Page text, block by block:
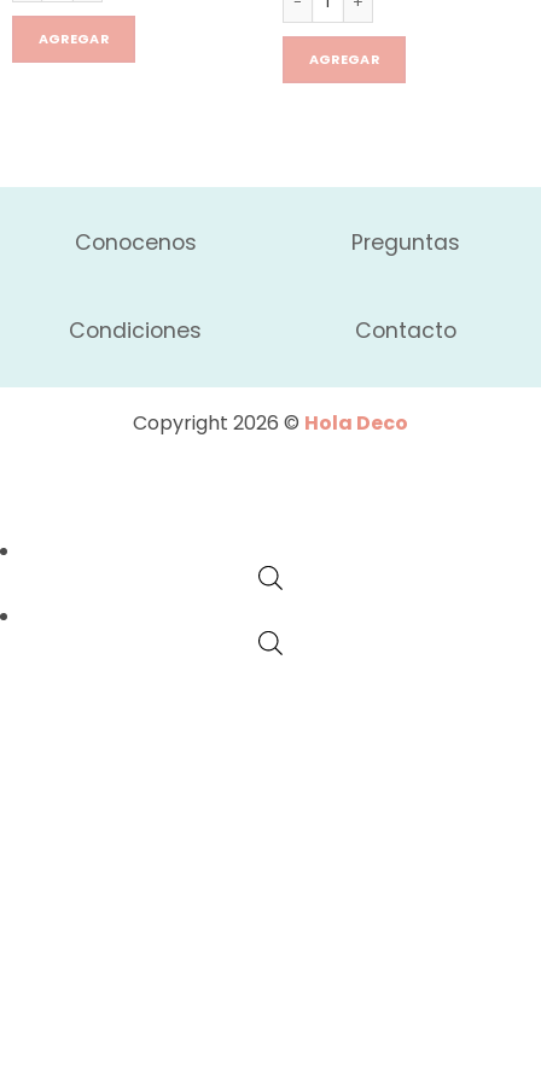
AGREGAR
AGREGAR
Conocenos Preguntas
Condiciones Contacto
Copyright 2026 © Hola Deco